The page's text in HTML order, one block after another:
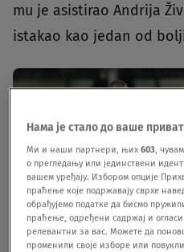
mu je asistirao Andrija
istakao kao jedan od
Нама је стало до ваше
Ми и наши партнери, њих603,
о прегледању или јединствени
вашем уређају. Избором опције
праћење које подржавају сврхе
обрађујемо податке да бисмо
праћење, одређени садржај и
релевантни за вас. Можете да
променили своје изборе или